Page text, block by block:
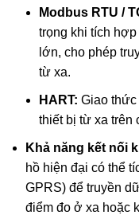
Modbus RTU /
trọng khi tích
lớn, cho phép
từ xa.
HART: Giao thức
thiết bị từ xa trên
Khả năng kết nối
hồ hiện đại có thể
GPRS) để truyền
điểm đo ở xa hoặc